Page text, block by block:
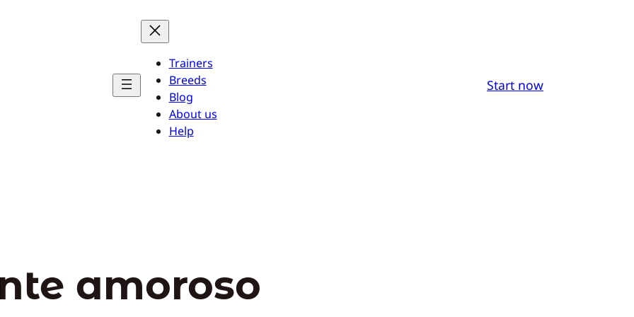
Trainers
Breeds
Blog
About us
Help
Start now
amoroso